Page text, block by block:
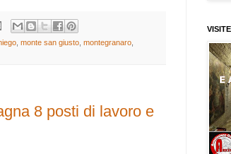
monte san giusto montegranaro
8 posti di lavoro e
VISITE